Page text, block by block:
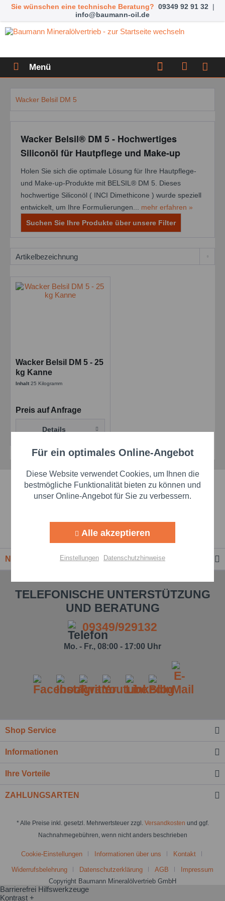
Sie wünschen eine technische Beratung? 09349 92 91 32 |
info@baumann-oil.de
Menü
Wacker Belsil DM 5
Wacker Belsil® DM 5 - Hochwertiges
Siliconöl für Hautpflege und Make-up
Holen Sie sich die optimale Lösung für Ihre Hautpflege-
und Make-up-Produkte mit BELSIL® DM 5. Dieses
hochwertige Siliconöl ( INCI Dimethicone ) wurde speziell
entwickelt, um Ihre Formulierungen... mehr erfahren »
Suchen Sie Ihre Produkte über unsere Filter
Wacker Belsil DM 5 - 25
kg Kanne
Inhalt25 Kilogramm
Preis auf Anfrage
Details
Schnelle Lieferzeiten
Premium-Händler
Newsletter
TELEFONISCHE UNTERSTÜTZUNG
UND BERATUNG
09349/929132
Mo. - Fr., 08:00 - 17:00 Uhr
Shop Service
Informationen
Ihre Vorteile
ZAHLUNGSARTEN
* Alle Preise inkl. gesetzl. Mehrwertsteuer zzgl. Versandkosten und ggf.
Nachnahmegebühren, wenn nicht anders beschrieben
Cookie-Einstellungen Informationen über uns Kontakt
Widerrufsbelehrung Datenschutzerklärung AGB
Impressum
Copyright Baumann Mineralölvertrieb GmbH
Funktionale Aktiv
Marketing Aktiv
Personalisierung Aktiv
Einstellungen speichern
Für ein optimales Online-Angebot
Diese Website verwendet Cookies, um Ihnen die
bestmögliche Funktionalität bieten zu können und
unser Online-Angebot für Sie zu verbessern.
Alle akzeptieren
Einstellungen Datenschutzhinweise
Barrierefrei Hilfswerkzeuge
Kontrast +